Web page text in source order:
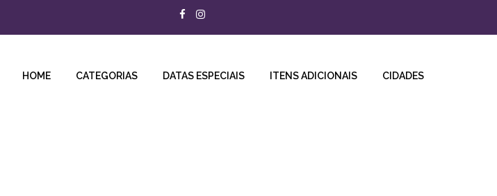
HOME CATEGORIAS DATAS ESPECIAIS ITENS ADICIONAIS CIDADES